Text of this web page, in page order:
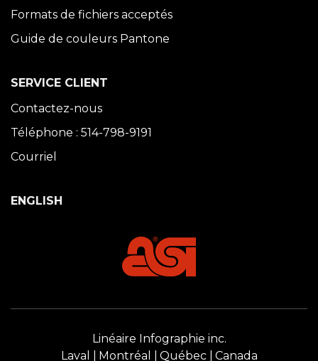
Formats de fichiers acceptés
Guide de couleurs Pantone
SERVICE CLIENT
Contactez-nous
Téléphone : 514-798-9191
Courriel
ENGLISH
Linéaire Infographie inc.
Laval
Montréal Québec Canada